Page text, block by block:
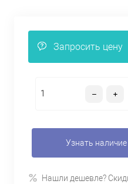
Запросить цену
Узнать наличие
Нашли дешевле?